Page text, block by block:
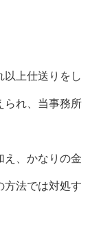
以上仕送りをし
られ、当事務所
え、かなりの金
方法では対処す